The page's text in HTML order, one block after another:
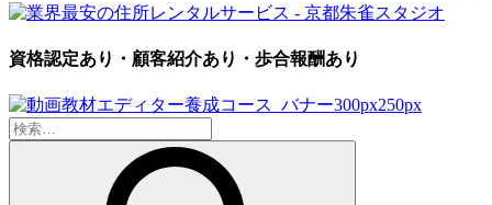
資格認定あり・顧客紹介あり・歩合報酬あり
検
索: